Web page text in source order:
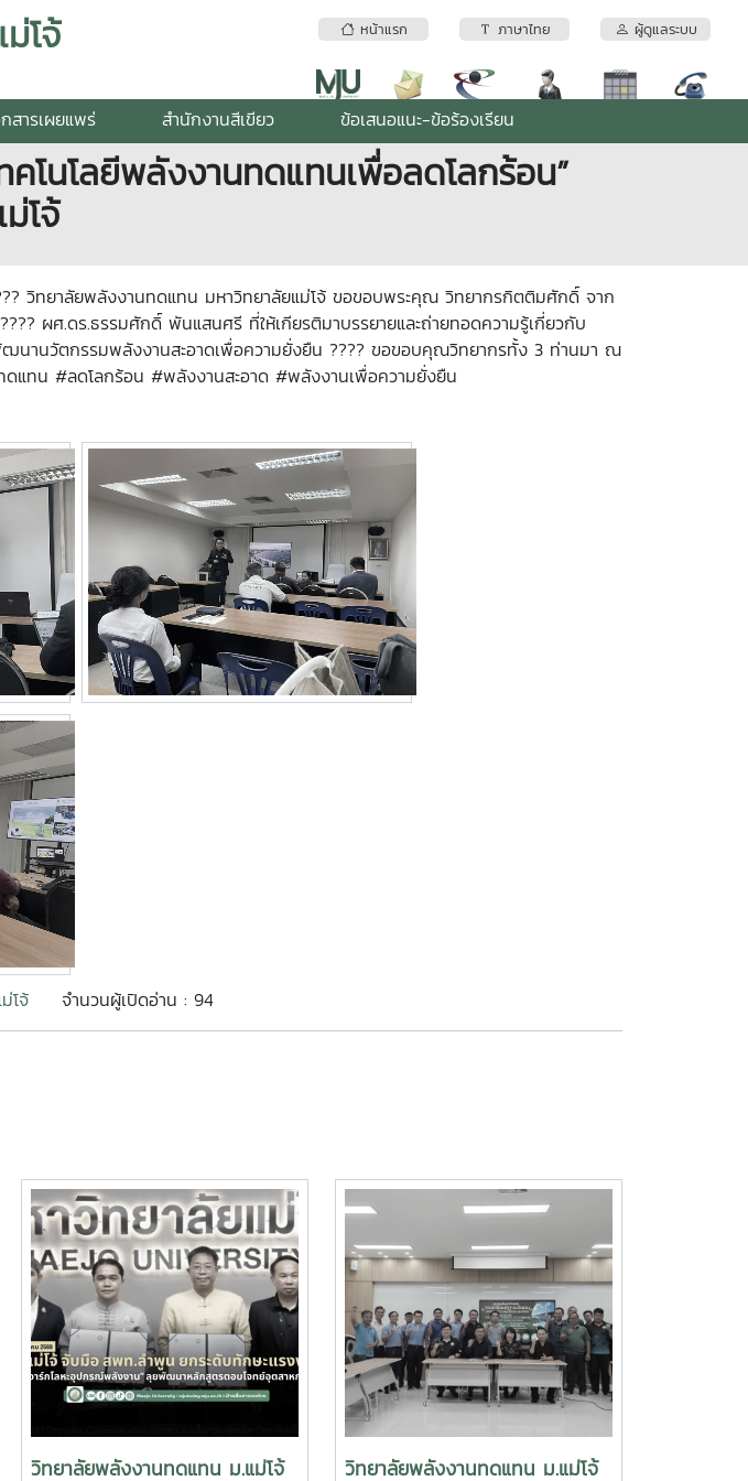
หน้าแรก ภาษาไทย ผู้ดูแลระบบ
โจ้
สารเผยแพร่ สำนักงานสีเขียว ข้อเสนอแนะ-ข้อร้องเรียน
โนโลยีพลังงานทดแทนเพื่อลดโลกร้อน”
โจ้
วิทยาลัยพลังงานทดแทน มหาวิทยาลัยแม่โจ้ ขอขอบพระคุณ วิทยากรกิตติมศักดิ์ จาก
ผศ.ดร.ธรรมศักดิ์ พันแสนศรี ที่ให้เกียรติมาบรรยายและถ่ายทอดความรู้เกี่ยวกับ
ฒนานวัตกรรมพลังงานสะอาดเพื่อความยั่งยืน ???? ขอขอบคุณวิทยากรทั้ง 3 ท่านมา ณ
แทน #ลดโลกร้อน #พลังงานสะอาด #พลังงานเพื่อความยั่งยืน
โจ้ จำนวนผู้เปิดอ่าน : 94
วิทยาลัยพลังงานทดแทน ม.แม่โจ้ วิทยาลัยพลังงานทดแทน ม.แม่โจ้